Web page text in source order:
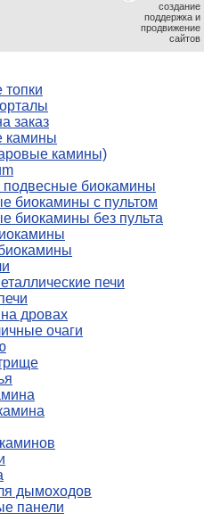
создание
поддержка и
продвижение
сайтов
заказ
камины
камины)
биокамины
биокамины с пультом
биокамины без пульта
печи
дровах
очаги
дымоходов
панели